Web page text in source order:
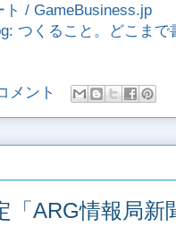
ト / GameBusiness.jp
つくること。どこま
メント
「ARG情報局新